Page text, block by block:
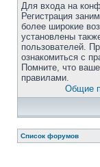
Для входа на
Регистрация
более широкие
установлены
пользователей.
ознакомиться с
Помните, что
правилами.
Общие
Список форумов